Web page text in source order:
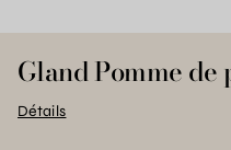
Gland Pomme de
Détails